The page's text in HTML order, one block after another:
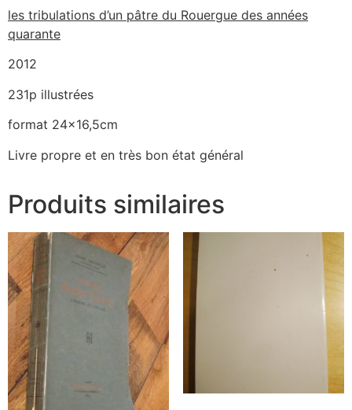
les tribulations d’un pâtre du Rouergue des années
quarante
2012
231p illustrées
format 24×16,5cm
Livre propre et en très bon état général
Produits similaires